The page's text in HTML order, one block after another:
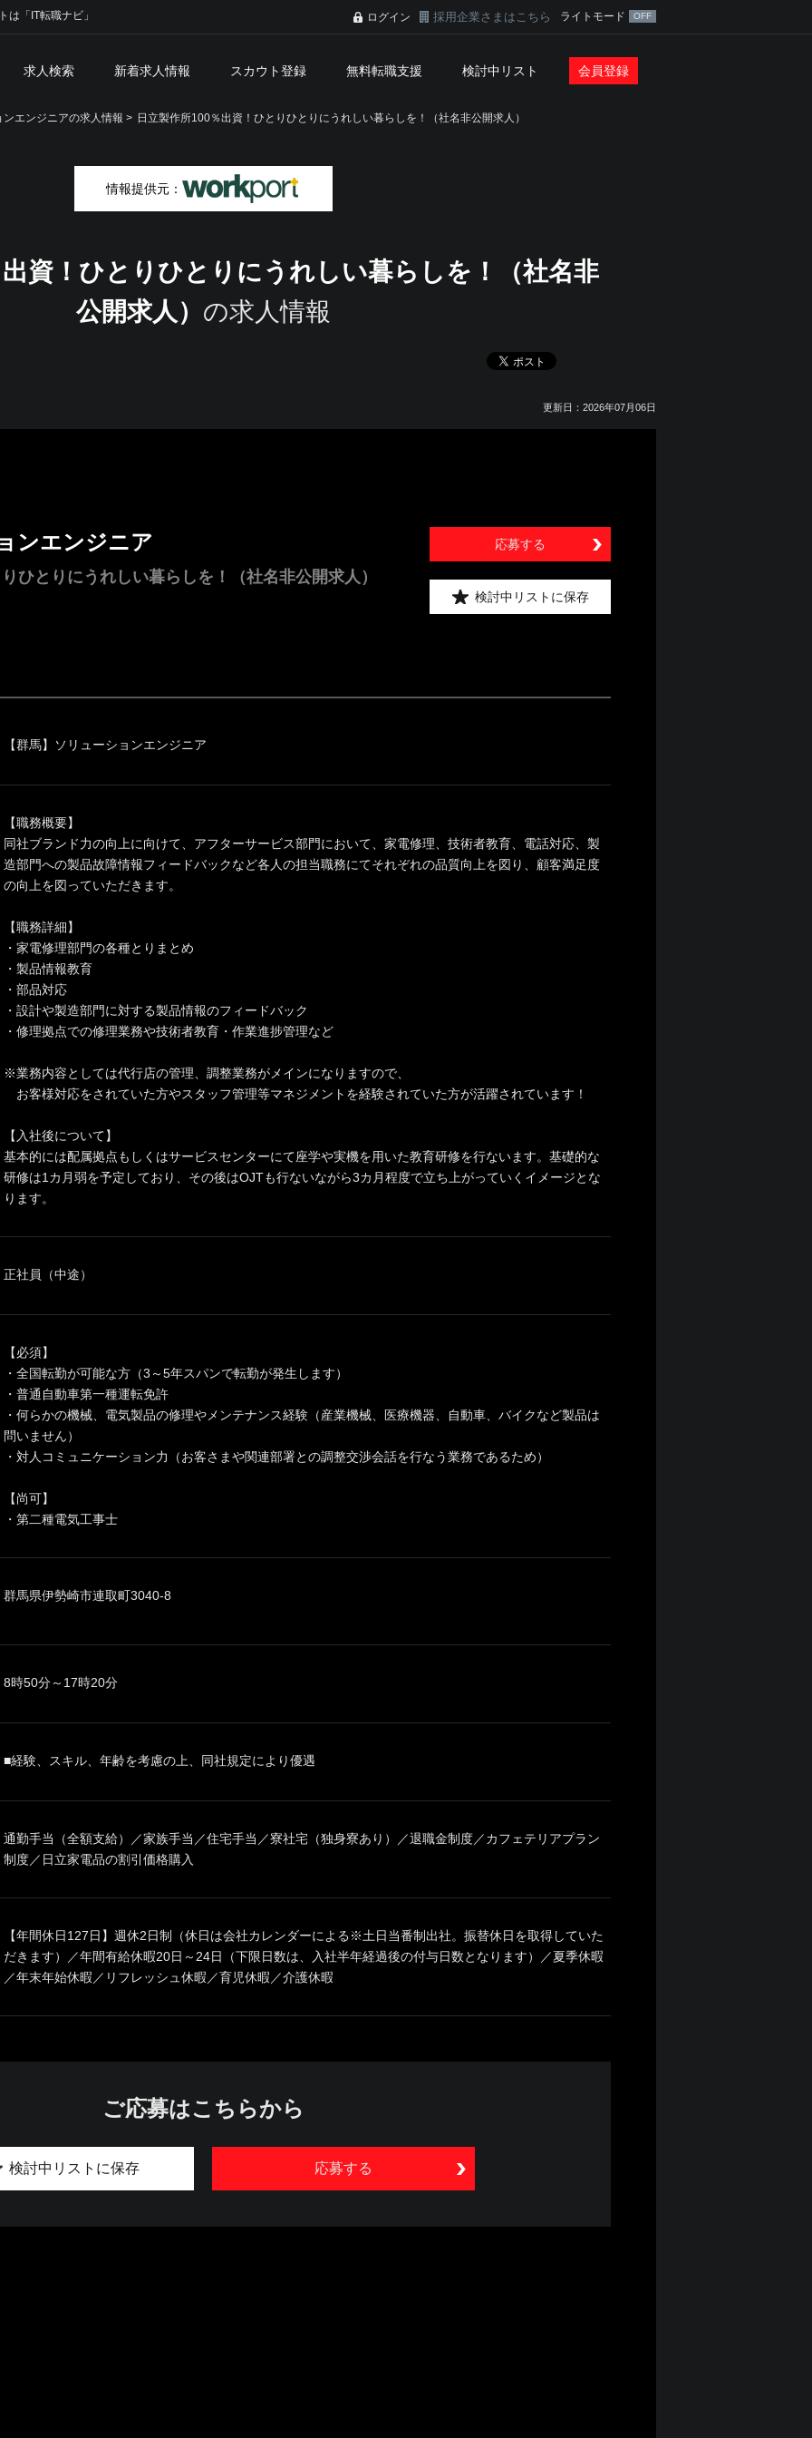
は「IT転職ナビ」 ログイン 採用企業さまはこちら ライトモード
求人検索 新着求人情報 スカウト登録 無料転職支援 検討中リスト 会員登録
エンジニアの求人情報 > 日立製作所100％出資！ひとりひとりにうれしい暮らしを！（社名非公開求人）
情報提供元：
資！ひとりひとりにうれしい暮らしを！（社名非
公開求人） の求人情報
更新日：2026年07月06日
ンエンジニア
ひとりにうれしい暮らしを！（社名非公開求人）
応募する
検討中リストに保存
【群馬】ソリューションエンジニア
【職務概要】
同社ブランド力の向上に向けて、アフターサービス部門において、家電修理、技術者教育、電話対応、製
造部門への製品故障情報フィードバックなど各人の担当職務にてそれぞれの品質向上を図り、顧客満足度
の向上を図っていただきます。
【職務詳細】
・家電修理部門の各種とりまとめ
・製品情報教育
・部品対応
・設計や製造部門に対する製品情報のフィードバック
・修理拠点での修理業務や技術者教育・作業進捗管理など
※業務内容としては代行店の管理、調整業務がメインになりますので、
お客様対応をされていた方やスタッフ管理等マネジメントを経験されていた方が活躍されています！
【入社後について】
基本的には配属拠点もしくはサービスセンターにて座学や実機を用いた教育研修を行ないます。基礎的な
研修は1カ月弱を予定しており、その後はOJTも行ないながら3カ月程度で立ち上がっていくイメージとな
ります。
正社員（中途）
【必須】
・全国転勤が可能な方（3～5年スパンで転勤が発生します）
・普通自動車第一種運転免許
・何らかの機械、電気製品の修理やメンテナンス経験（産業機械、医療機器、自動車、バイクなど製品は
問いません）
・対人コミュニケーション力（お客さまや関連部署との調整交渉会話を行なう業務であるため）
【尚可】
・第二種電気工事士
群馬県伊勢崎市連取町3040-8
8時50分～17時20分
■経験、スキル、年齢を考慮の上、同社規定により優遇
通勤手当（全額支給）／家族手当／住宅手当／寮社宅（独身寮あり）／退職金制度／カフェテリアプラン
制度／日立家電品の割引価格購入
【年間休日127日】週休2日制（休日は会社カレンダーによる※土日当番制出社。振替休日を取得していた
だきます）／年間有給休暇20日～24日（下限日数は、入社半年経過後の付与日数となります）／夏季休暇
／年末年始休暇／リフレッシュ休暇／育児休暇／介護休暇
ご応募はこちらから
応募する
検討中リストに保存